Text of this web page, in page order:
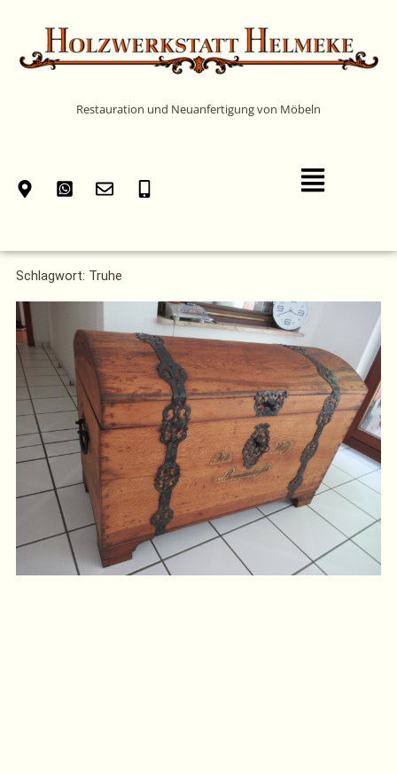
springen
Restauration und Neuanfertigung von Möbeln
Main
Menu
Schlagwort: Truhe